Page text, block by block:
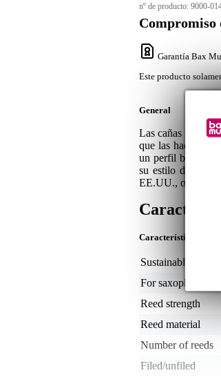
nº de producto: 9000-
Compromiso
Garantía Bax
Este producto
General
Las cañas para
que las hace
un perfil bien
su estilo de
EE.UU.,
Características del
Sustainable product
For saxophone type
Reed strength
Reed material
Number of reeds
Filed/unfiled